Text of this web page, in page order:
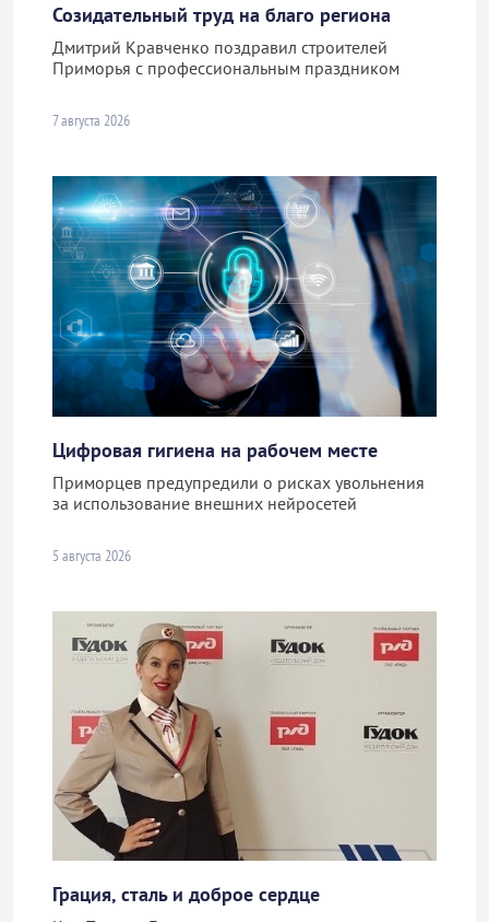
Созидательный труд на благо региона
Дмитрий Кравченко поздравил строителей
Приморья с профессиональным праздником
7 августа 2026
Цифровая гигиена на рабочем месте
Приморцев предупредили о рисках увольнения
за использование внешних нейросетей
5 августа 2026
Грация, сталь и доброе сердце